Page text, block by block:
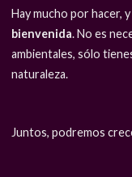
Hay mucho por hacer, y
bienvenida. No es
ambientales, sólo
naturaleza.
Juntos, podremos